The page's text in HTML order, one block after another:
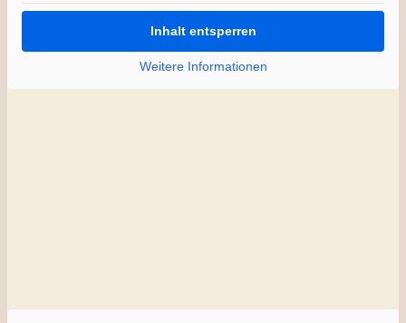
Inhalt entsperren
Weitere Informationen